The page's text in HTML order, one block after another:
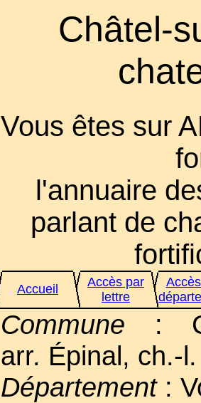
Châtel-
Vous êtes sur
l'annuaire
parlant de
Accueil
Accès par
lettre
Commune :
arr. Épinal, ch.-
Département: